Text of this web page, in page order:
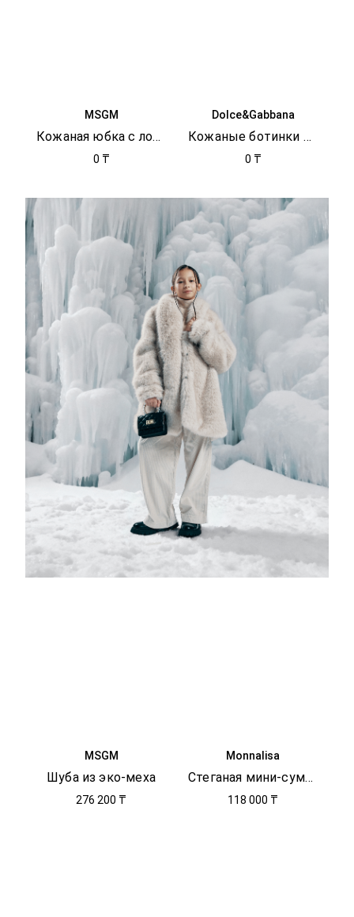
MSGM
Кожаная юбка с логотипом
0 ₸
Dolce&Gabbana
Кожаные ботинки DG
0 ₸
MSGM
Шуба из эко-меха
276 200 ₸
Monnalisa
Стеганая мини-сумка
118 000 ₸